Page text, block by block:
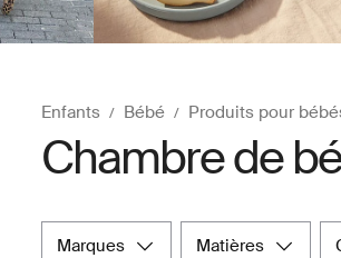
Enfants Bébé Produits pour
Chambre de
marques matières